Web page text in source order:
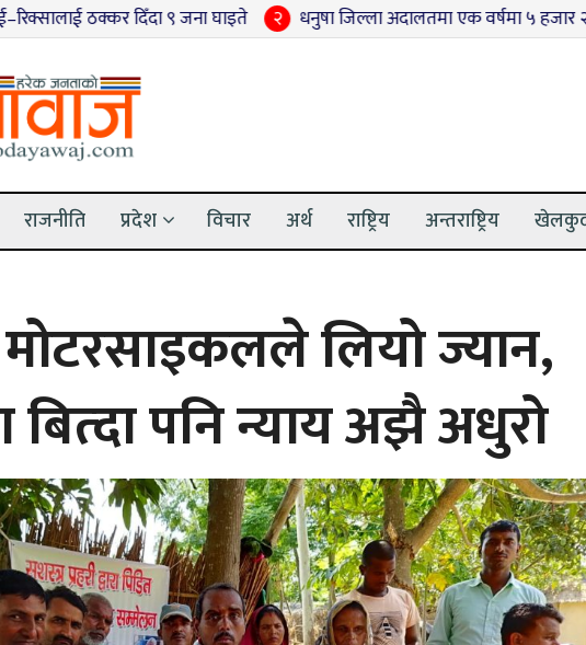
ठक्कर दिँदा ९ जना घाइते २ धनुषा जिल्ला अदालतमा एक वर्षमा ५ हजार २१६ मुद्दा
राजनीति प्रदेश विचार अर्थ राष्ट्रिय अन्तराष्ट्रिय
लियो ज्यान,
पनि न्याय अझै अधुरो